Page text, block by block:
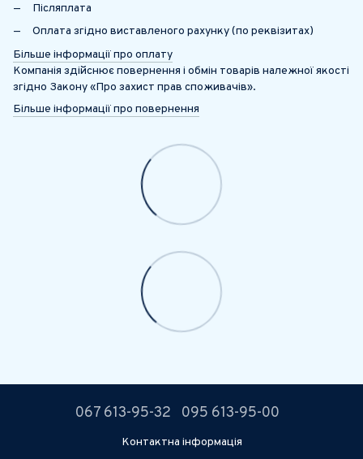
Післяплата
Оплата згідно виставленого рахунку (по реквізитах)
Більше інформації про оплату
Компанія здійснює повернення і обмін товарів належної якості
згідно Закону «Про захист прав споживачів».
Більше інформації про повернення
067 613-95-32 095 613-95-00
Контактна інформація